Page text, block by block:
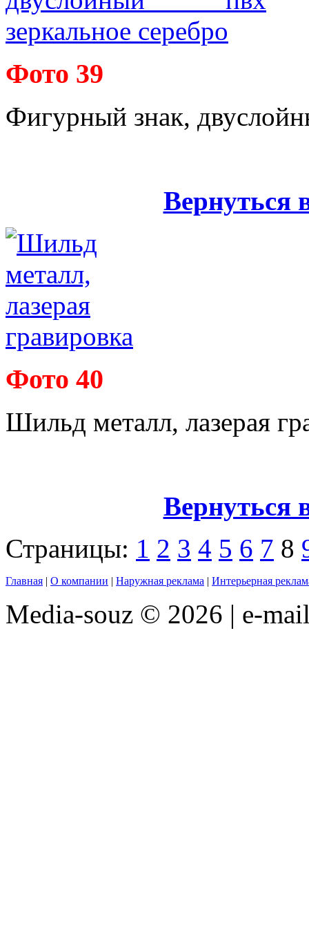
Фото 39
Фигурный знак,
Вернуться
Фото 40
Шильд металл, лазерая
Вернуться
Страницы: 1 2 3 4 5 6 7 8
Главная | О компании | Наружная реклама | Интерьерная
Media-souz © 2026 | e-